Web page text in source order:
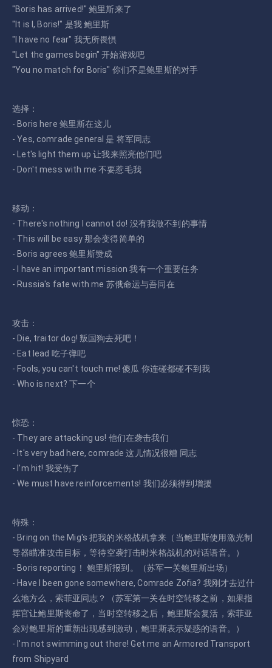
"Boris has arrived!" 鲍里斯来了
"It is I, Boris!" 是我 鲍里斯
"I have no fear" 我无所畏惧
"Let the games begin" 开始游戏吧
"You no match for Boris" 你们不是鲍里斯的对手
选择：
- Boris here 鲍里斯在这儿
- Yes, comrade general 是 将军同志
- Let's light them up 让我来照亮他们吧
- Don't mess with me 不要惹毛我
移动：
- There's nothing I cannot do! 没有我做不到的事情
- This will be easy 那会变得简单的
- Boris agrees 鲍里斯赞成
- I have an important mission 我有一个重要任务
- Russia's fate with me 苏俄命运与吾同在
攻击：
- Die, traitor dog! 叛国狗去死吧！
- Eat lead 吃子弹吧
- Fools, you can't touch me! 傻瓜 你连碰都碰不到我
- Who is next? 下一个
惊恐：
- They are attacking us! 他们在袭击我们
- It's very bad here, comrade 这儿情况很糟 同志
- I'm hit! 我受伤了
- We must have reinforcements! 我们必须得到增援
特殊：
- Bring on the Mig's 把我的米格战机拿来（当鲍里斯使用激光制
导器瞄准攻击目标，等待空袭打击时米格战机的对话语音。）
- Boris reporting！ 鲍里斯报到。（苏军一关鲍里斯出场）
- Have I been gone somewhere, Comrade Zofia? 我刚才去过什
么地方么，索菲亚同志？（苏军第一关在时空转移之前，如果指
挥官让鲍里斯丧命了，当时空转移之后，鲍里斯会复活，索菲亚
会对鲍里斯的重新出现感到激动，鲍里斯表示疑惑的语音。）
- I'm not swimming out there! Get me an Armored Transport
from Shipyard